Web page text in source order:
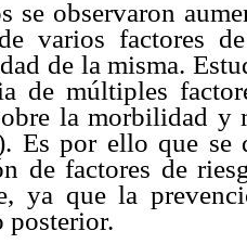
se observaron
varios factores
de la misma.
de múltiples
la morbilidad y
Es por ello que se
de factores de
ya que la
posterior.